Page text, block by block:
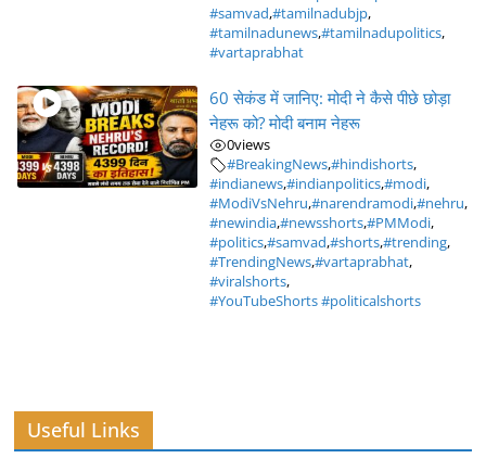
#samvad,#tamilnadubjp,
#tamilnadunews,#tamilnadupolitics,
#vartaprabhat
60 सेकंड में जानिए: मोदी ने कैसे पीछे छोड़ा
नेहरू को? मोदी बनाम नेहरू
0views
#BreakingNews,#hindishorts,
#indianews,#indianpolitics,#modi,
#ModiVsNehru,#narendramodi,#nehru,
#newindia,#newsshorts,#PMModi,
#politics,#samvad,#shorts,#trending,
#TrendingNews,#vartaprabhat,
#viralshorts,
#YouTubeShorts #politicalshorts
Useful Links